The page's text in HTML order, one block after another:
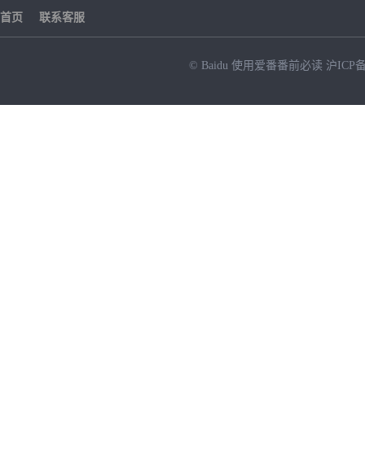
首页 联系客服
© Baidu 使用爱番番前必读 沪ICP